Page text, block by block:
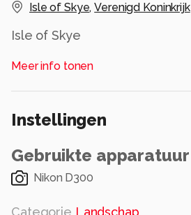
Isle of Skye,Verenigd Koninkrijk
Isle of Skye
Alle rechten voorbehouden
Meer info tonen
Instellingen
Gebruikte apparatuur
Nikon D300
Categorie Landschap